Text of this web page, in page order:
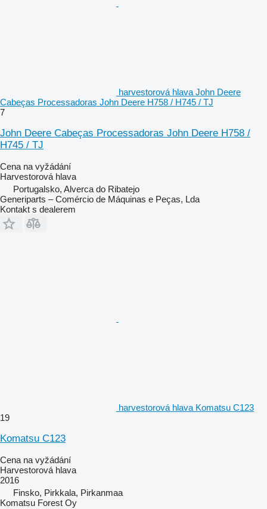
harvestorová hlava John Deere
Cabeças Processadoras John Deere H758 / H745 / TJ
7
John Deere Cabeças Processadoras John Deere H758 /
H745 / TJ
Cena na vyžádání
Harvestorová hlava
Portugalsko, Alverca do Ribatejo
Generiparts – Comércio de Máquinas e Peças, Lda
Kontakt s dealerem
harvestorová hlava Komatsu C123
19
Komatsu C123
Cena na vyžádání
Harvestorová hlava
2016
Finsko, Pirkkala, Pirkanmaa
Komatsu Forest Oy